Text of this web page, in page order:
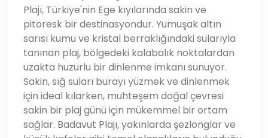
Plajı, Türkiye'nin Ege kıyılarında sakin ve
pitoresk bir destinasyondur. Yumuşak altın
sarısı kumu ve kristal berraklığındaki sularıyla
tanınan plaj, bölgedeki kalabalık noktalardan
uzakta huzurlu bir dinlenme imkanı sunuyor.
Sakin, sığ suları burayı yüzmek ve dinlenmek
için ideal kılarken, muhteşem doğal çevresi
sakin bir plaj günü için mükemmel bir ortam
sağlar. Badavut Plajı, yakınlarda şezlonglar ve